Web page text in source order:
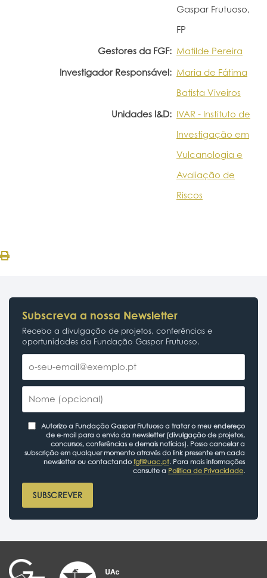
Gaspar Frutuoso,
FP
Gestores da FGF: Matilde Pereira
Investigador Responsável: Maria de Fátima
Batista Viveiros
Unidades I&D: IVAR - Instituto de
Investigação em
Vulcanologia e
Avaliação de
Riscos
Subscreva a nossa Newsletter
Receba a divulgação de projetos, conferências e
oportunidades da Fundação Gaspar Frutuoso.
Autorizo a Fundação Gaspar Frutuoso a tratar o meu endereço
de e-mail para o envio da newsletter (divulgação de projetos,
concursos, conferências e demais notícias). Posso cancelar a
subscrição em qualquer momento através do link presente em cada
newsletter ou contactando fgf@uac.pt. Para mais informações
consulte a Política de Privacidade.
SUBSCREVER